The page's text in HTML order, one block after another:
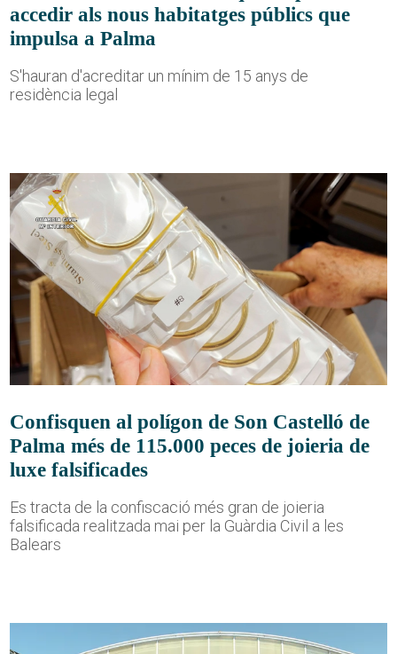
accedir als nous habitatges públics que
impulsa a Palma
S'hauran d'acreditar un mínim de 15 anys de
residència legal
Confisquen al polígon de Son Castelló de
Palma més de 115.000 peces de joieria de
luxe falsificades
Es tracta de la confiscació més gran de joieria
falsificada realitzada mai per la Guàrdia Civil a les
Balears